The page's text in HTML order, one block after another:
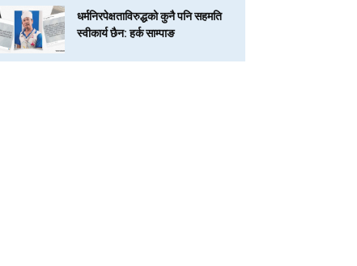
धर्मनिरपेक्षताविरुद्धको कुनै पनि सहमति
स्वीकार्य छैन: हर्क साम्पाङ